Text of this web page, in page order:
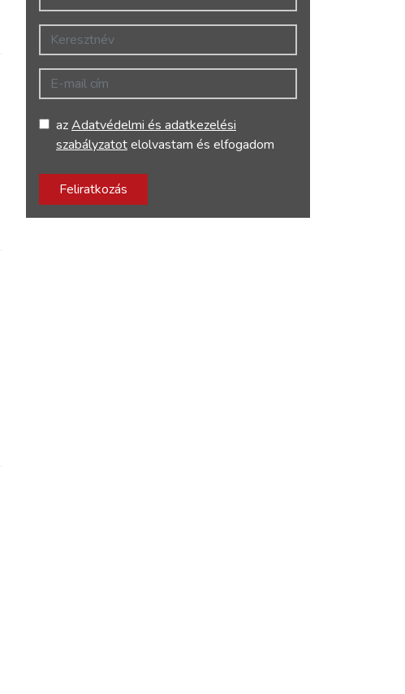
Keresztnév
E-mail cím
azAdatvédelmi és adatkezelési
szabályzatotelolvastam és elfogadom
Feliratkozás